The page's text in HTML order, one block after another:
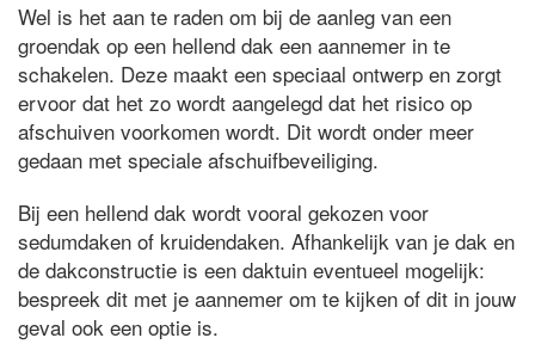
Wel is het aan te raden om bij de aanleg van een
groendak op een hellend dak een aannemer in te
schakelen. Deze maakt een speciaal ontwerp en zorgt
ervoor dat het zo wordt aangelegd dat het risico op
afschuiven voorkomen wordt. Dit wordt onder meer
gedaan met speciale afschuifbeveiliging.
Bij een hellend dak wordt vooral gekozen voor
sedumdaken of kruidendaken. Afhankelijk van je dak en
de dakconstructie is een daktuin eventueel mogelijk:
bespreek dit met je aannemer om te kijken of dit in jouw
geval ook een optie is.